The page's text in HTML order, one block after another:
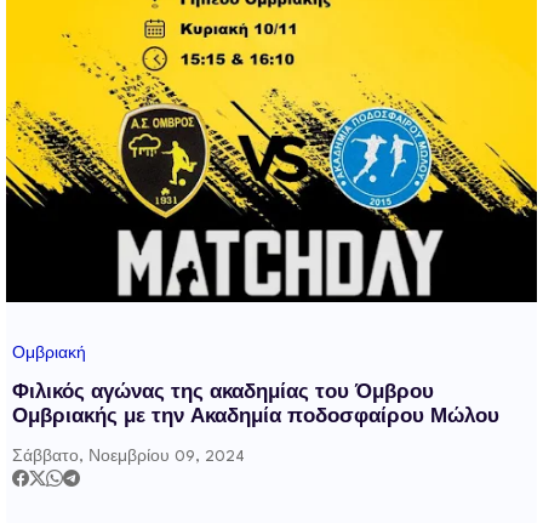
Ομβριακή
Φιλικός αγώνας της ακαδημίας του Όμβρου
Ομβριακής με την Ακαδημία ποδοσφαίρου Μώλου
Σάββατο, Νοεμβρίου 09, 2024